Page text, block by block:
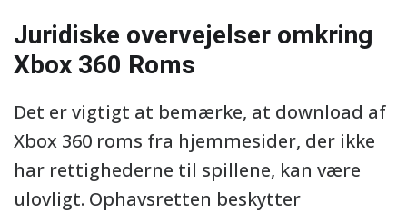
Juridiske overvejelser omkring
Xbox 360 Roms
Det er vigtigt at bemærke, at download af
Xbox 360 roms fra hjemmesider, der ikke
har rettighederne til spillene, kan være
ulovligt. Ophavsretten beskytter